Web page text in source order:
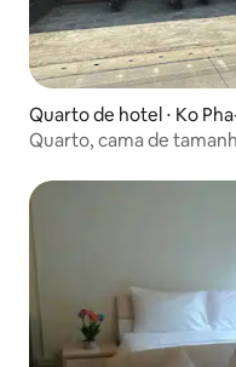
Quarto de hotel ⋅ Ko
Quarto, cama de